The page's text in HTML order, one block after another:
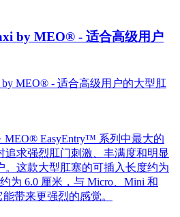
by MEO® - 适合高级用户
MEO® EasyEntry™ 系列中最大的
追求强烈肛门刺激、丰满度和明显
。这款大型肛塞的可插入长度约为
为 6.0 厘米，与 Micro、Mini 和
带来更强烈的感觉。